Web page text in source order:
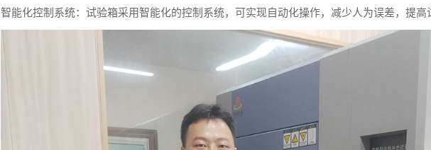
智能化控制系统：试验箱采用智能化的控制系统，可实现自动化操作，减少人为误差，提高